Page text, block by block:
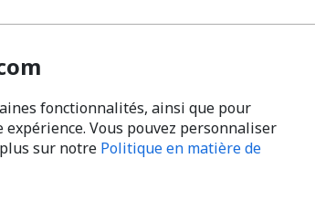
fonctionnalités, ainsi que pour
Vous pouvez personnaliser
sur notre Politique en matière de